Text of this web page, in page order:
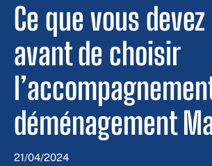
Ce que vous
avant de choisir
déménagement
21/04/2024